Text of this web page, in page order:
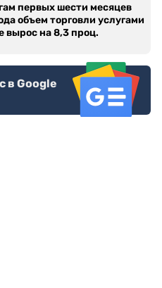
первых шести месяцев
объем торговли услугами
вырос на 8,3 проц.
в Google